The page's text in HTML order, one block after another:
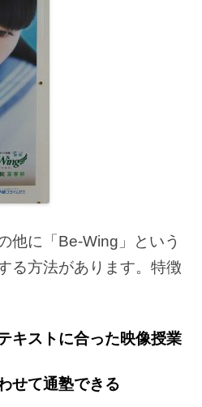
他に「Be-Wing」という
る方法があります。特徴
キストに合った映像授業
せて通塾できる